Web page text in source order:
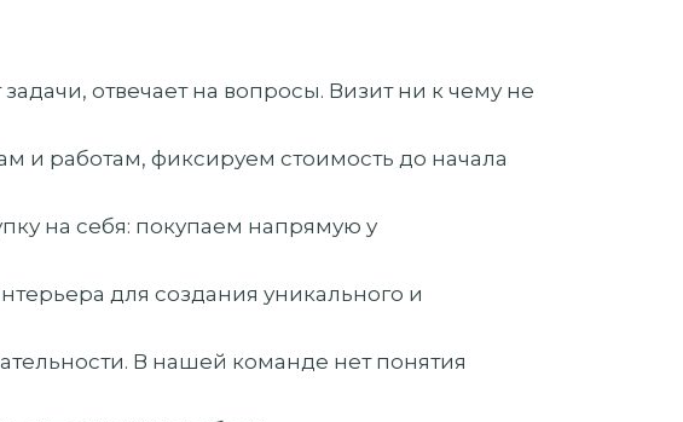
отвечает на вопросы. Визит ни к чему не
и работам, фиксируем стоимость до начала
на себя: покупаем напрямую у
для создания уникального и
В нашей команде нет понятия